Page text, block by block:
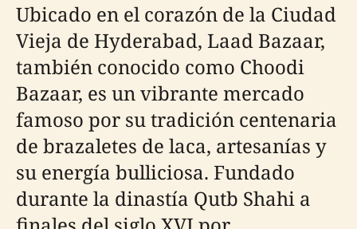
Ubicado en el corazón de la Ciudad
Vieja de Hyderabad, Laad Bazaar,
también conocido como Choodi
Bazaar, es un vibrante mercado
famoso por su tradición centenaria
de brazaletes de laca, artesanías y
su energía bulliciosa. Fundado
durante la dinastía Qutb Shahi a